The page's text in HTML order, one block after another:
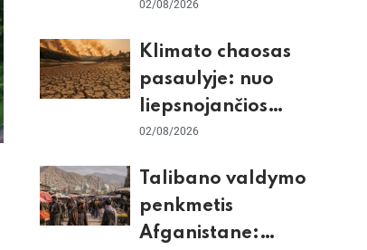
Rossi“ restorano,
tikrieji taikiniai
02/08/2026
Klimato chaosas
pasaulyje: nuo
liepsnojančios
Europos iki
Antarktidos
paradokso
02/08/2026
Talibano valdymo
penkmetis
Afganistane: